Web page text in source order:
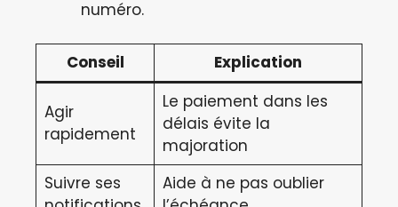
numéro.
Conseil Explication
Agir
rapidement
Le paiement dans les
délais évite la
majoration
Suivre ses
Aide à ne pas oublier